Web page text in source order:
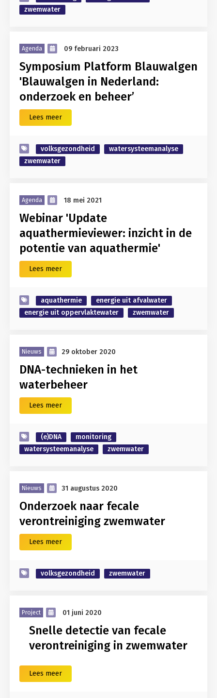
zwemwater
Agenda 09 februari 2023
Symposium Platform Blauwalgen
'Blauwalgen in Nederland:
onderzoek en beheer’
Lees meer
volksgezondheid
watersysteemanalyse
zwemwater
Agenda 18 mei 2021
Webinar 'Update
aquathermieviewer: inzicht in de
potentie van aquathermie'
Lees meer
aquathermie
energie uit afvalwater
energie uit oppervlaktewater
zwemwater
Nieuws 29 oktober 2020
DNA-technieken in het
waterbeheer
Lees meer
(e)DNA
monitoring
watersysteemanalyse
zwemwater
Nieuws 31 augustus 2020
Onderzoek naar fecale
verontreiniging zwemwater
Lees meer
volksgezondheid zwemwater
Project 01 juni 2020
Snelle detectie van fecale
verontreiniging in zwemwater
Lees meer